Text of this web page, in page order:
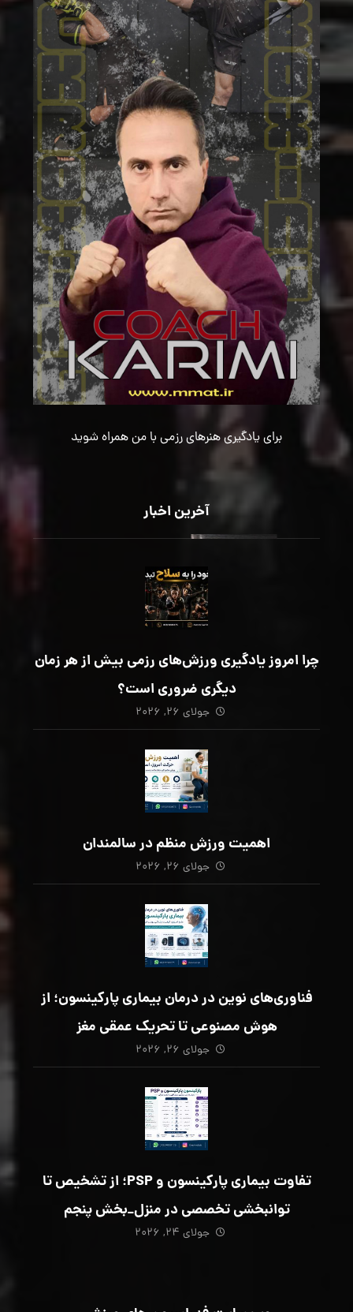
برای یادگیری هنرهای رزمی با من همراه شوید
آخرین اخبار
چرا امروز یادگیری ورزش‌های رزمی بیش از هر زمان
دیگری ضروری است؟
جولای ۲۶, ۲۰۲۶
اهمیت ورزش منظم در سالمندان
جولای ۲۶, ۲۰۲۶
فناوری‌های نوین در درمان بیماری پارکینسون؛ از
هوش مصنوعی تا تحریک عمقی مغز
جولای ۲۶, ۲۰۲۶
تفاوت بیماری پارکینسون و PSP؛ از تشخیص تا
توانبخشی تخصصی در منزل_بخش پنجم
جولای ۲۴, ۲۰۲۶